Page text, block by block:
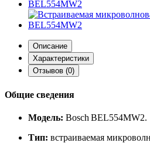
Описание
Характеристики
Отзывов (0)
Общие сведения
Модель: Bosch BEL554MW2.
Тип: встраиваемая